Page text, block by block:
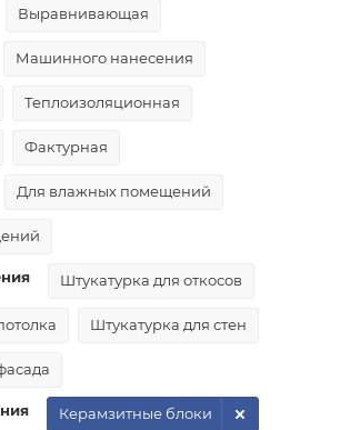
Выравнивающая
Машинного нанесения
Теплоизоляционная
Фактурная
Для влажных помещений
Штукатурка для откосов
Штукатурка для стен
Керамзитные блоки